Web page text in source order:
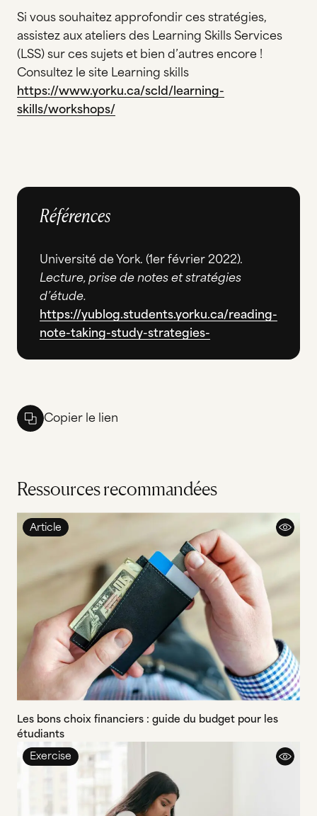
Si vous souhaitez approfondir ces stratégies,
assistez aux ateliers des Learning Skills Services
(LSS) sur ces sujets et bien d’autres encore !
Consultez le site Learning skills
https://www.yorku.ca/scld/learning-
skills/workshops/
Références
Université de York. (1er février 2022).
Lecture, prise de notes et stratégies
d’étude.
https://yublog.students.yorku.ca/reading-
note-taking-study-strategies-
Copier le lien
Ressources recommandées
Les bons choix financiers : guide du budget pour les
étudiants
Article
Exercise